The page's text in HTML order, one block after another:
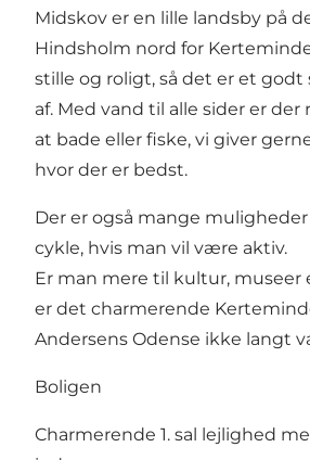
Midskov er en lille landsby på
Hindsholm nord for
stille og roligt, så det er et godt
af. Med vand til alle sider er
at bade eller fiske, vi giver
hvor der er bedst.
Der er også mange
cykle, hvis man vil være aktiv.
Er man mere til kultur, museer
er det charmerende
Andersens Odense ikke langt
Boligen
Charmerende 1. sal lejlighed